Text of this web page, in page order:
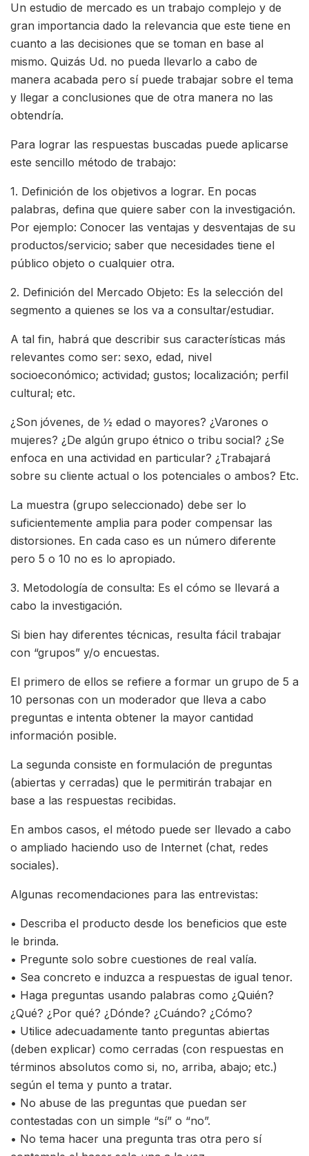
Un estudio de mercado es un trabajo complejo y de
gran importancia dado la relevancia que este tiene en
cuanto a las decisiones que se toman en base al
mismo. Quizás Ud. no pueda llevarlo a cabo de
manera acabada pero sí puede trabajar sobre el tema
y llegar a conclusiones que de otra manera no las
obtendría.
Para lograr las respuestas buscadas puede aplicarse
este sencillo método de trabajo:
1. Definición de los objetivos a lograr. En pocas
palabras, defina que quiere saber con la investigación.
Por ejemplo: Conocer las ventajas y desventajas de su
productos/servicio; saber que necesidades tiene el
público objeto o cualquier otra.
2. Definición del Mercado Objeto: Es la selección del
segmento a quienes se los va a consultar/estudiar.
A tal fin, habrá que describir sus características más
relevantes como ser: sexo, edad, nivel
socioeconómico; actividad; gustos; localización; perfil
cultural; etc.
¿Son jóvenes, de ½ edad o mayores? ¿Varones o
mujeres? ¿De algún grupo étnico o tribu social? ¿Se
enfoca en una actividad en particular? ¿Trabajará
sobre su cliente actual o los potenciales o ambos? Etc.
La muestra (grupo seleccionado) debe ser lo
suficientemente amplia para poder compensar las
distorsiones. En cada caso es un número diferente
pero 5 o 10 no es lo apropiado.
3. Metodología de consulta: Es el cómo se llevará a
cabo la investigación.
Si bien hay diferentes técnicas, resulta fácil trabajar
con “grupos” y/o encuestas.
El primero de ellos se refiere a formar un grupo de 5 a
10 personas con un moderador que lleva a cabo
preguntas e intenta obtener la mayor cantidad
información posible.
La segunda consiste en formulación de preguntas
(abiertas y cerradas) que le permitirán trabajar en
base a las respuestas recibidas.
En ambos casos, el método puede ser llevado a cabo
o ampliado haciendo uso de Internet (chat, redes
sociales).
Algunas recomendaciones para las entrevistas:
• Describa el producto desde los beneficios que este
le brinda.
• Pregunte solo sobre cuestiones de real valía.
• Sea concreto e induzca a respuestas de igual tenor.
• Haga preguntas usando palabras como ¿Quién?
¿Qué? ¿Por qué? ¿Dónde? ¿Cuándo? ¿Cómo?
• Utilice adecuadamente tanto preguntas abiertas
(deben explicar) como cerradas (con respuestas en
términos absolutos como si, no, arriba, abajo; etc.)
según el tema y punto a tratar.
• No abuse de las preguntas que puedan ser
contestadas con un simple “sí” o “no”.
• No tema hacer una pregunta tras otra pero sí